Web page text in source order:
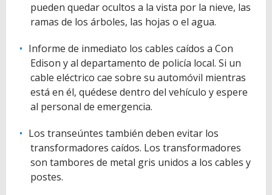
pueden quedar ocultos a la vista por la nieve, las
ramas de los árboles, las hojas o el agua.
Informe de inmediato los cables caídos a Con
Edison y al departamento de policía local. Si un
cable eléctrico cae sobre su automóvil mientras
está en él, quédese dentro del vehículo y espere
al personal de emergencia.
Los transeúntes también deben evitar los
transformadores caídos. Los transformadores
son tambores de metal gris unidos a los cables y
postes.